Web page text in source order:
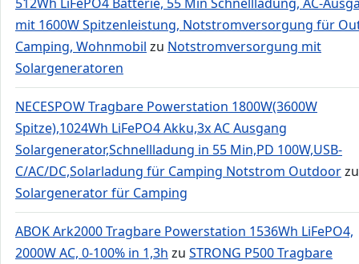
mit 1600W Spitzenleistung, Notstromversorgung für
Camping, Wohnmobil zu Notstromversorgung mit
Solargeneratoren
NECESPOW Tragbare Powerstation 1800W(3600W
Spitze),1024Wh LiFePO4 Akku,3x AC Ausgang
Solargenerator,Schnellladung in 55 Min,PD 100W,USB-
C/AC/DC,Solarladung für Camping Notstrom Outdoorzu
Solargenerator für Camping
ABOK Ark2000 Tragbare Powerstation 1536Wh LiFePO4,
2000W AC, 0-100% in 1,3h zu STRONG P500 Tragbare